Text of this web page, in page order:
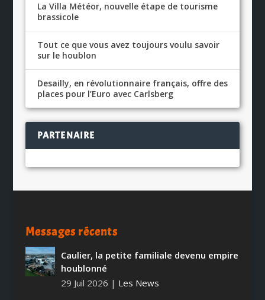
La Villa Météor, nouvelle étape de tourisme
brassicole
Tout ce que vous avez toujours voulu savoir
sur le houblon
Desailly, en révolutionnaire français, offre des
places pour l’Euro avec Carlsberg
PARTENAIRE
Messages récents
Caulier, la petite familiale devenu empire
houblonné
29 Juil 2026 | Les News